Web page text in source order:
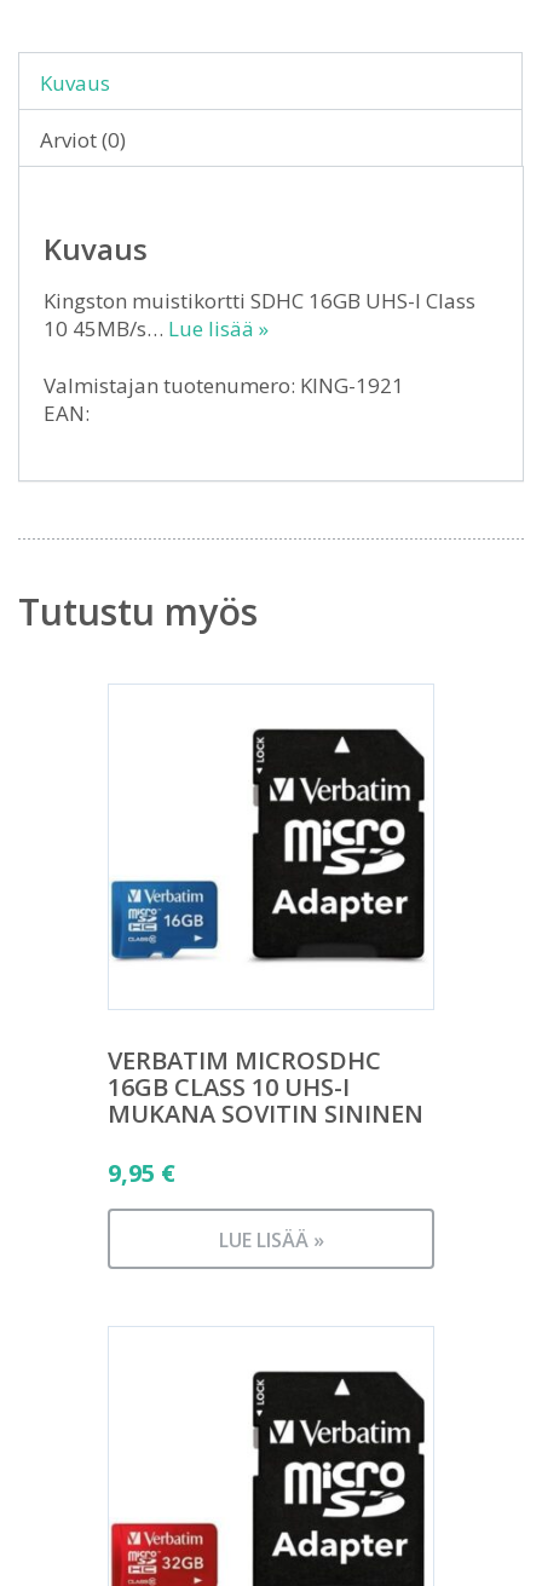
Kuvaus
Arviot (0)
Kuvaus
Kingston muistikortti SDHC 16GB UHS-I Class
10 45MB/s… Lue lisää »
Valmistajan tuotenumero: KING-1921
EAN:
Tutustu myös
VERBATIM MICROSDHC
16GB CLASS 10 UHS-I
MUKANA SOVITIN SININEN
9,95 €
LUE LISÄÄ »